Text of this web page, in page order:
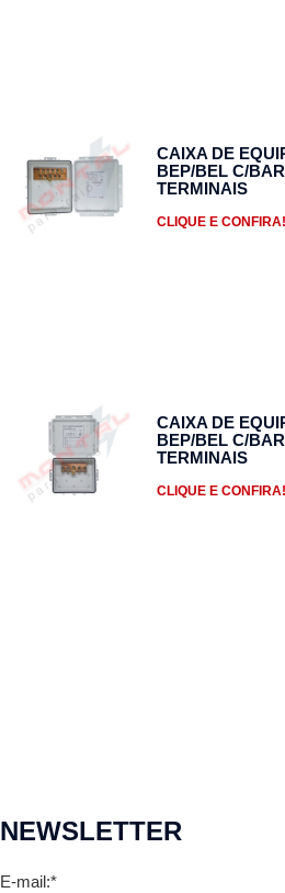
CAIXA DE
BEP/BEL C/
TERMINAIS
CLIQUE E CONFIRA!
CAIXA DE
BEP/BEL C/
TERMINAIS
CLIQUE E CONFIRA!
NEWSLETTER
E-mail:*